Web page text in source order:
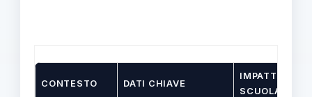
CONTESTO DATI CHIAVE
IMPATTO SU
SCUOLA